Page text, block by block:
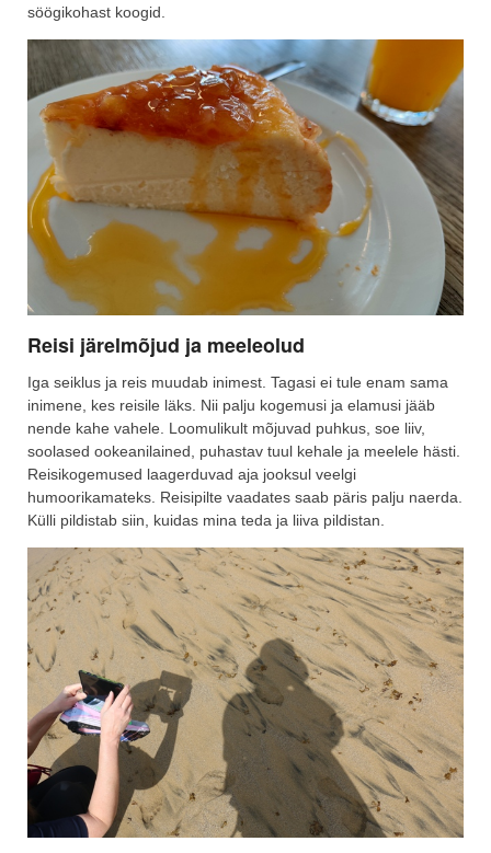
söögikohast koogid.
Reisi järelmõjud ja meeleolud
Iga seiklus ja reis muudab inimest. Tagasi ei tule enam sama
inimene, kes reisile läks. Nii palju kogemusi ja elamusi jääb
nende kahe vahele. Loomulikult mõjuvad puhkus, soe liiv,
soolased ookeanilained, puhastav tuul kehale ja meelele hästi.
Reisikogemused laagerduvad aja jooksul veelgi
humoorikamateks. Reisipilte vaadates saab päris palju naerda.
Külli pildistab siin, kuidas mina teda ja liiva pildistan.